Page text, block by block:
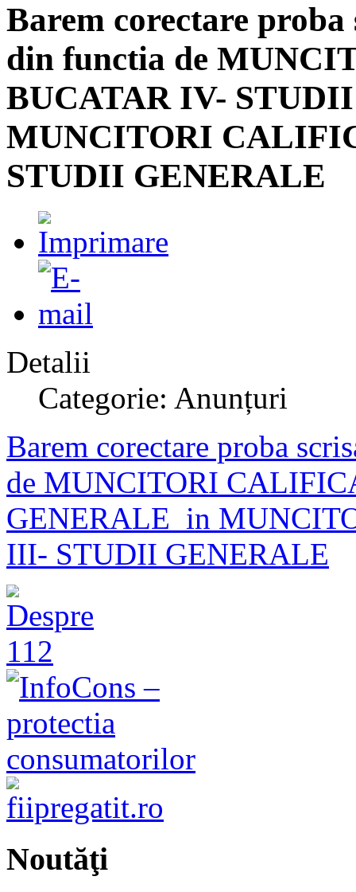
Barem corectare
din functia de
BUCATAR IV-
MUNCITORI
STUDII GENERALE
Detalii
Categorie: Anunțuri
Barem corectare proba
de MUNCITORI
GENERALE in
III- STUDII GENERALE
Noutăţi